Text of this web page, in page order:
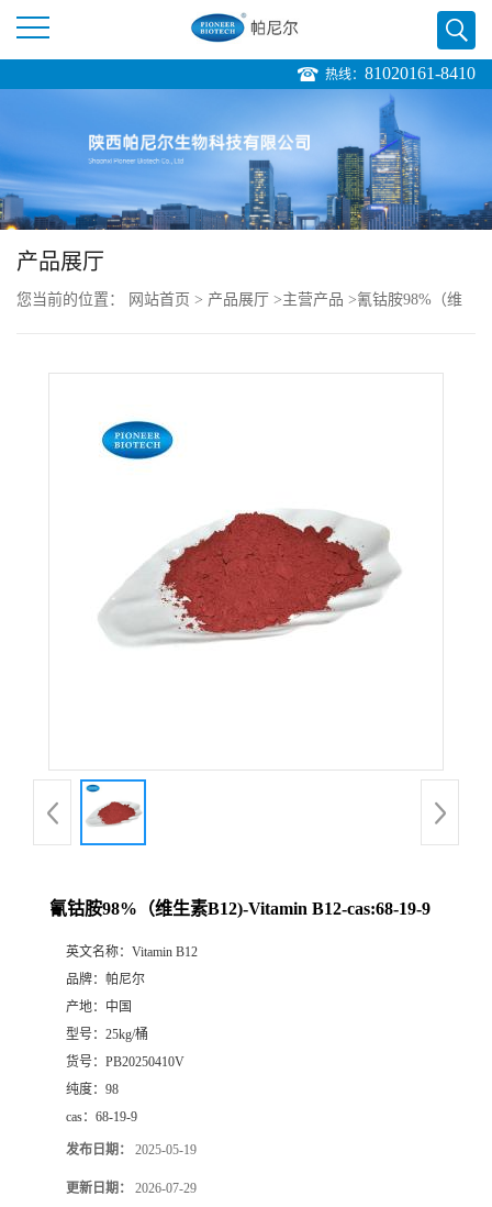
页
公
厅
热线： 81020161-8410
产品展厅
您当前的位置： 网站首页 > 产品展厅 >主营产品 >氰钴胺98%（维
氰钴胺98%（维生素B12)-Vitamin B12-cas:68-19-9
英文名称： Vitamin B12
品牌： 帕尼尔
产地： 中国
型号： 25kg/桶
货号： PB20250410V
纯度： 98
cas： 68-19-9
发布日期： 2025-05-19
更新日期： 2026-07-29